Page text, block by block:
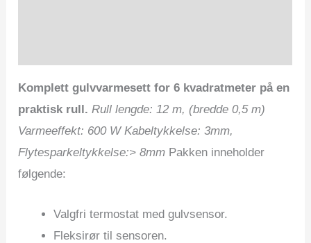
Komplett gulvvarmesett for 6 kvadratmeter på en
praktisk rull. Rull lengde: 12 m, (bredde 0,5 m)
Varmeeffekt: 600 W Kabeltykkelse: 3mm,
Flytesparkeltykkelse:> 8mm Pakken inneholder
følgende:
Valgfri termostat med gulvsensor.
Fleksirør til sensoren.